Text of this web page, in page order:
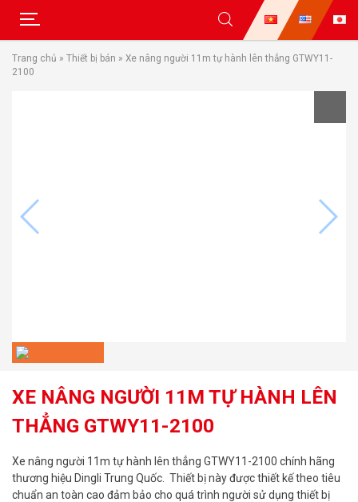
Trang chủ » Thiết bị bán » Xe nâng người 11m tự hành lên thẳng GTWY11-
2100
XE NÂNG NGƯỜI 11M TỰ HÀNH LÊN
THẲNG GTWY11-2100
Xe nâng người 11m tự hành lên thẳng GTWY11-2100 chính hãng
thương hiệu Dingli Trung Quốc. Thiết bị này được thiết kế theo tiêu
chuẩn an toàn cao đảm bảo cho quá trình người sử dụng thiết bị